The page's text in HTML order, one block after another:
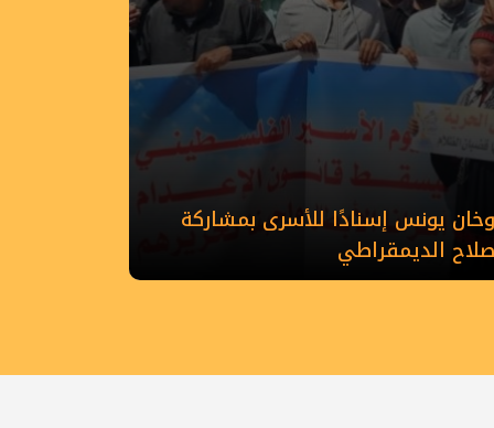
يونس إسنادًا للأسرى بمشاركة
الديمقراطي